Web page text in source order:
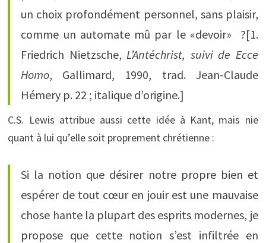
un choix profondément personnel, sans plaisir,
comme un automate mû par le «devoir» ?[1.
Friedrich Nietzsche, L’Antéchrist, suivi de Ecce
Homo, Gallimard, 1990, trad. Jean-Claude
Hémery p. 22 ; italique d’origine.]
C.S. Lewis attribue aussi cette idée à Kant, mais nie
quant à lui qu’elle soit proprement chrétienne :
Si la notion que désirer notre propre bien et
espérer de tout cœur en jouir est une mauvaise
chose hante la plupart des esprits modernes, je
propose que cette notion s’est infiltrée en